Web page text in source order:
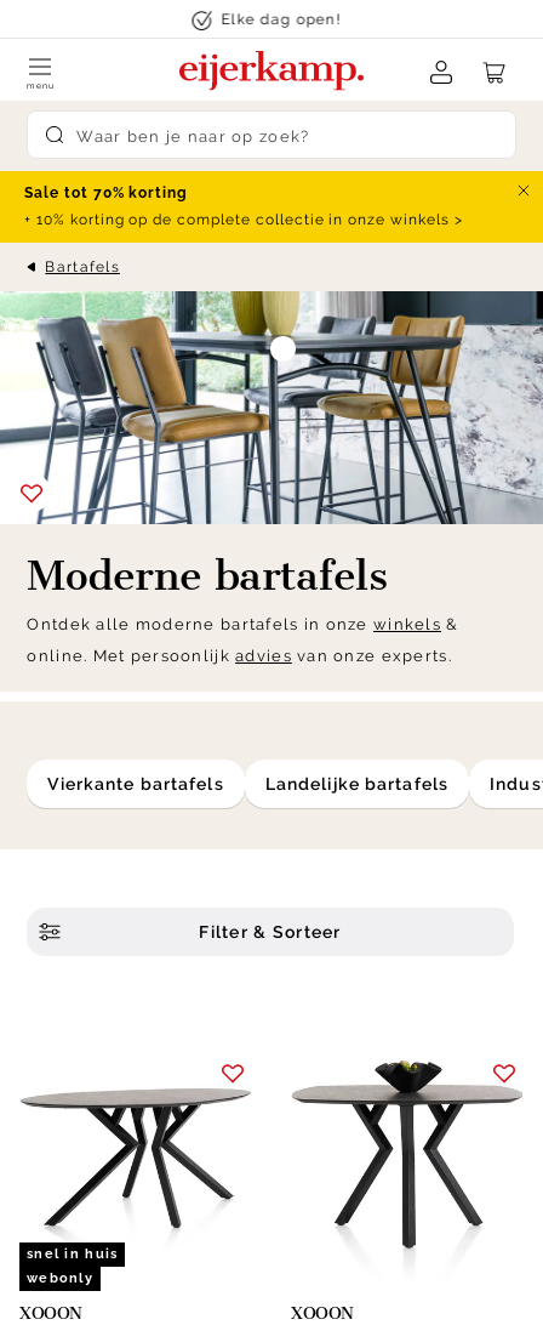
Elke dag open!
Submit search
menu
Sale tot 70% korting
+ 10% korting op de complete collectie in onze winkels >
Bartafels
Moderne bartafels
Ontdek alle moderne bartafels in onzewinkels &
online. Met persoonlijkadvies van onze experts.
vierkante bartafels landelijke bartafels
Filter & Sorteer
snel in huis
webonly
XOOON XOOON